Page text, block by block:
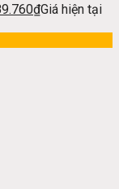
₫Giá hiện tại